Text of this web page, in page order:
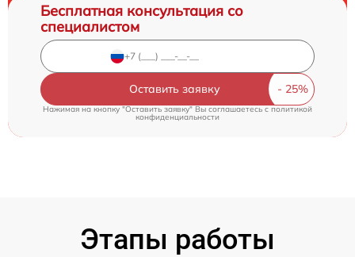
Бесплатная консультация со
специалистом
Оставить заявку
Нажимая на кнопку "Оставить заявку" Вы соглашаетесь cполитикой
конфиденциальности
Этапы работы